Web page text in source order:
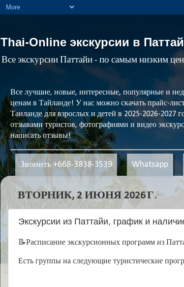
Thai-Online экскурсии в
Все экскурсии Паттайи - по самым низким
Все лучшие, новые, интересные, популярные и
ценам в Тайланде! У нас можно скачать прайс-
Таиланде для взрослых и детей в 2025-2026-
отзывами туристов, фотографиями и видео
написать отзывы!
Звонить +668-3838-3539 Whatsapp
ВТОРНИК, 2 ИЮНЯ 2026 Г.
Экскурсии из Паттайи, график и
📝Расписание экскурсионных программ из
Есть группы на следующие туристические